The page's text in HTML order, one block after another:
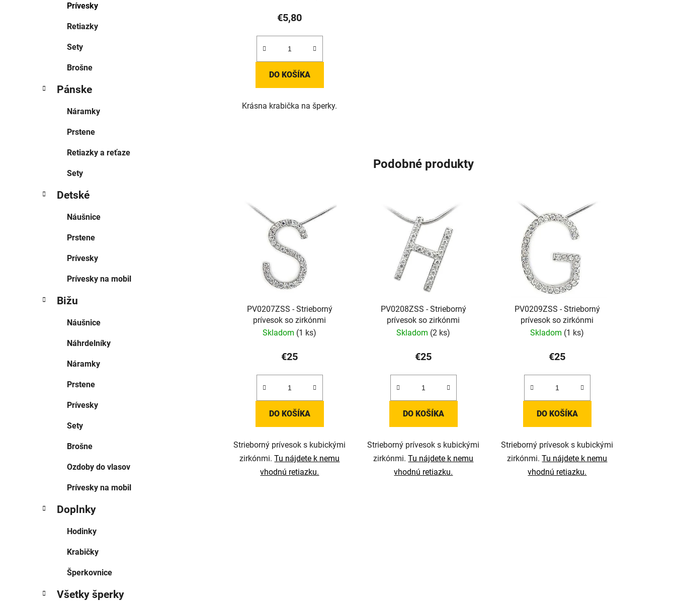
Prívesky
Retiazky
Sety
Brošne
Pánske
Náramky
Prstene
Retiazky a reťaze
Sety
Detské
Náušnice
Prstene
Prívesky
Prívesky na mobil
Bižu
Náušnice
Náhrdelníky
Náramky
Prstene
Prívesky
Sety
Brošne
Ozdoby do vlasov
Prívesky na mobil
Doplnky
Hodinky
Krabičky
Šperkovnice
Všetky šperky
€5,80
DO KOŠÍKA
Krásna krabička na šperky.
Podobné produkty
PV0207ZSS - Strieborný
prívesok so zirkónmi
Skladom (1 ks)
€25
DO KOŠÍKA
Strieborný prívesok s kubickými
zirkónmi.Tu nájdete k nemu
vhodnú retiazku.
PV0208ZSS - Strieborný
prívesok so zirkónmi
Skladom (2 ks)
€25
DO KOŠÍKA
Strieborný prívesok s kubickými
zirkónmi.Tu nájdete k nemu
vhodnú retiazku.
PV0209ZSS - Strieborný
prívesok so zirkónmi
Skladom (1 ks)
€25
DO KOŠÍKA
Strieborný prívesok s kubickými
zirkónmi.Tu nájdete k nemu
vhodnú retiazku.